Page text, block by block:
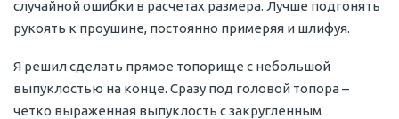
случайной ошибки в расчетах размера. Лучше подгонять
рукоять к проушине, постоянно примеряя и шлифуя.
Я решил сделать прямое топорище с небольшой
выпуклостью на конце. Сразу под головой топора –
четко выраженная выпуклость с закругленным